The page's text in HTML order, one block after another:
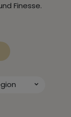
Finesse.